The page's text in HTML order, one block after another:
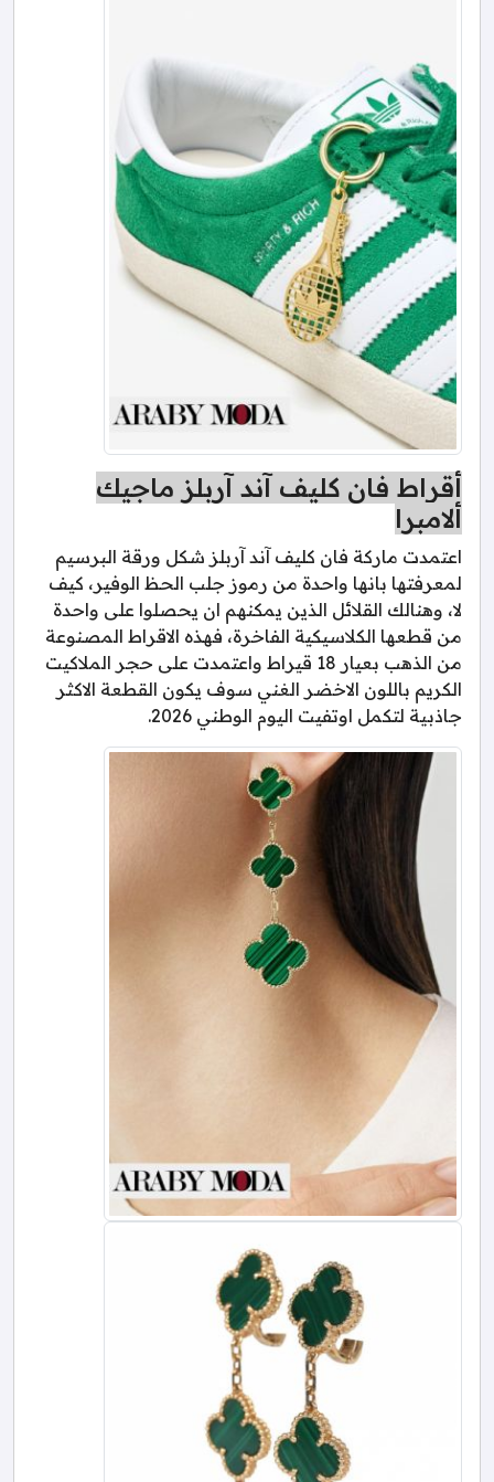
أقراط فان كليف آند آربلز ماجيك
ألامبرا
اعتمدت ماركة فان كليف آند آربلز شكل ورقة البرسيم
لمعرفتها بانها واحدة من رموز جلب الحظ الوفير، كيف
لا، وهنالك القلائل الذين يمكنهم ان يحصلوا على واحدة
من قطعها الكلاسيكية الفاخرة، فهذه الاقراط المصنوعة
من الذهب بعيار 18 قيراط واعتمدت على حجر الملاكيت
الكريم باللون الاخضر الغني سوف يكون القطعة الاكثر
جاذبية لتكمل اوتفيت اليوم الوطني 2026.